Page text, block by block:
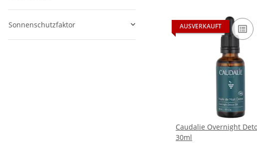
AUSVERKAUFT
Caudalie Overnight
30ml
Sonnenschutzfaktor